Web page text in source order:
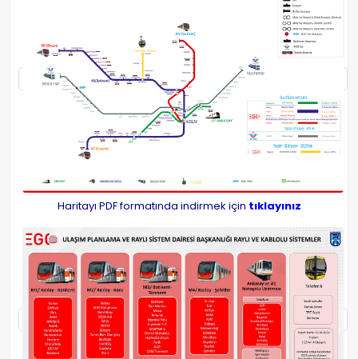
Haritayı PDF formatında indirmek için tıklayınız